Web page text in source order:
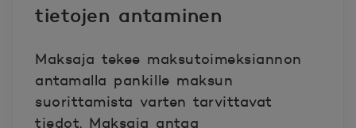
tietojen antaminen
Maksaja tekee maksutoimeksiannon
antamalla pankille maksun
suorittamista varten tarvittavat
tiedot. Maksaja antaa